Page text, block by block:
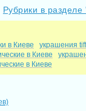
Рубрики в
в Киеве
украшения
в Киеве
в Киеве